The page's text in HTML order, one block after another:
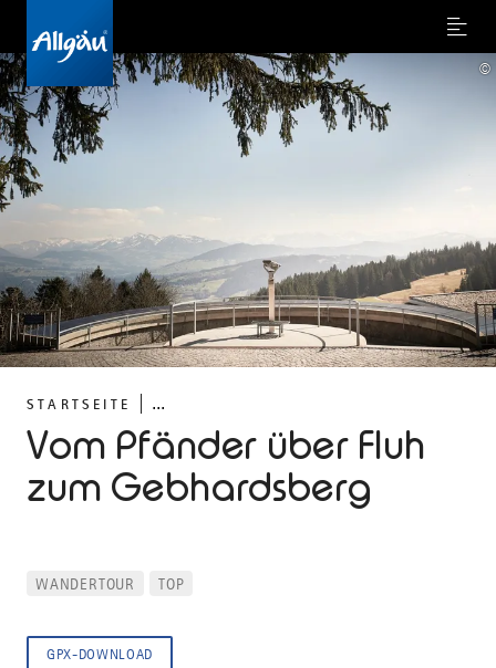
Menu
STARTSEITE ...
Vom Pfänder über Fluh
zum Gebhardsberg
©
WANDERTOUR TOP
GPX-DOWNLOAD